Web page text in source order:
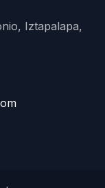
Iztapalapa,